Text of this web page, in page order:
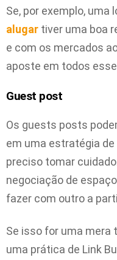
Se, por exemplo, uma
alugar tiver uma boa
e com os mercados
aposte em todos
Guest post
Os guests posts
em uma estratégia de
preciso tomar
negociação de
fazer com outro a
Se isso for uma mera
uma prática de Link